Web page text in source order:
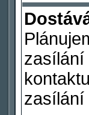
zasílání
zasílání